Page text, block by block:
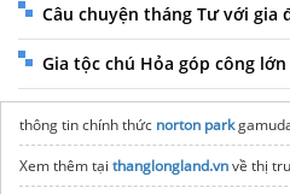
Câu chuyện tháng Tư với gia
Gia tộc chú Hỏa góp công
thông tin chính thức norton park
Xem thêm tại thanglongland.vnvề thị